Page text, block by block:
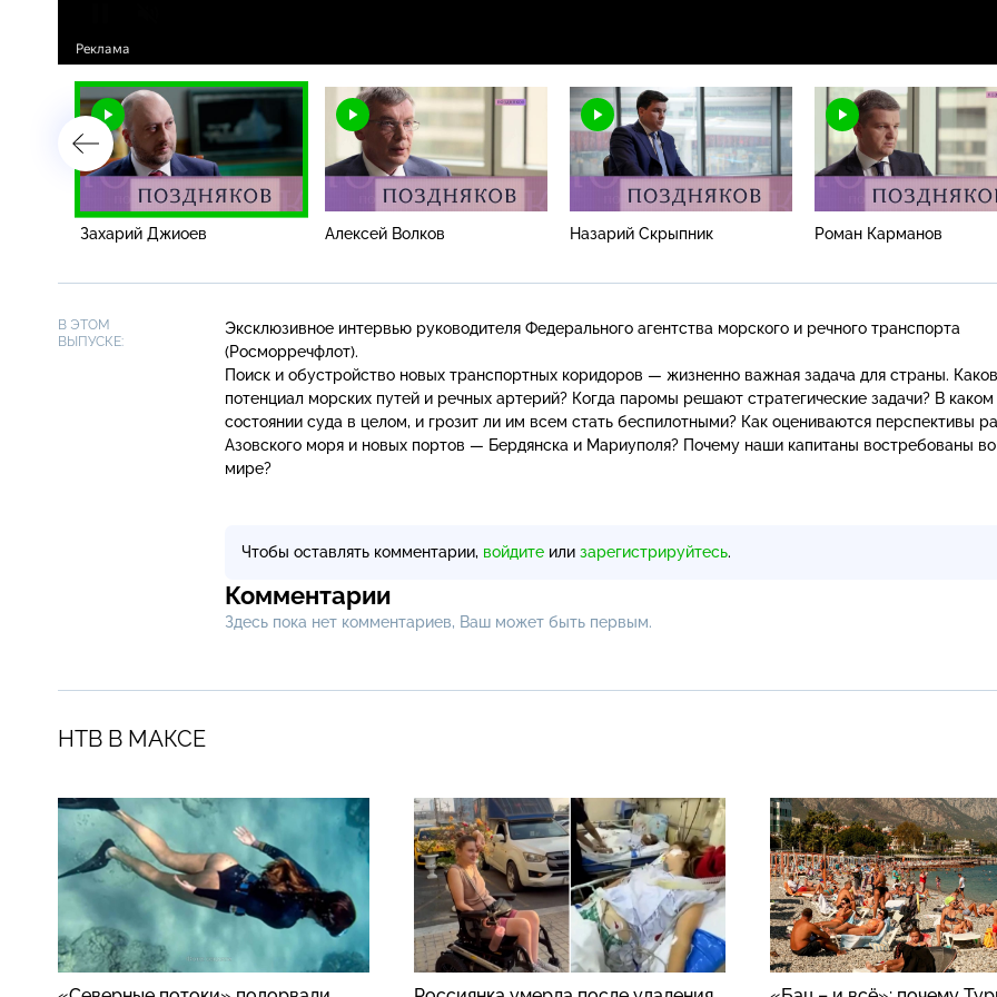
Захарий Джиоев Алексей Волков Назарий Скрыпник Роман Карманов
В ЭТОМ
ВЫПУСКЕ:
Эксклюзивное интервью руководителя Федерального агентства морского и речного транспорта
(Росморречфлот).
Поиск и обустройство новых транспортных коридоров — жизненно важная задача для страны. Каков
потенциал морских путей и речных артерий? Когда паромы решают стратегические задачи? В каком
состоянии суда в целом, и грозит ли им всем стать беспилотными? Как оцениваются перспективы
Азовского моря и новых портов — Бердянска и Мариуполя? Почему наши капитаны востребованы
мире?
Чтобы оставлять комментарии, войдите или зарегистрируйтесь.
Комментарии
Здесь пока нет комментариев, Ваш может быть первым.
НТВ В МАКСЕ